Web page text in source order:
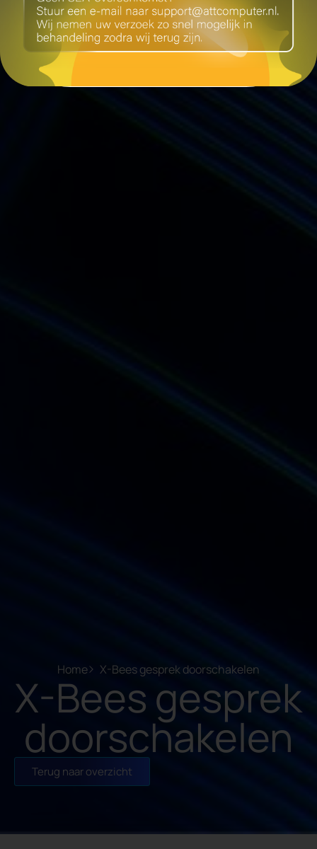
Home X-Bees gesprek doorschakelen
X-Bees gesprek
doorschakelen
Terug naar overzicht